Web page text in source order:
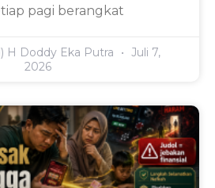
pagi berangkat
H Doddy Eka Putra
Juli 7,
2026